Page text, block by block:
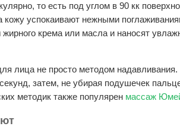
то есть под углом в 90 кк
кожу успокаивают нежными
крема или масла и наносят
лица не просто методом
затем, не убирая подушечек
методик также популярен массаж